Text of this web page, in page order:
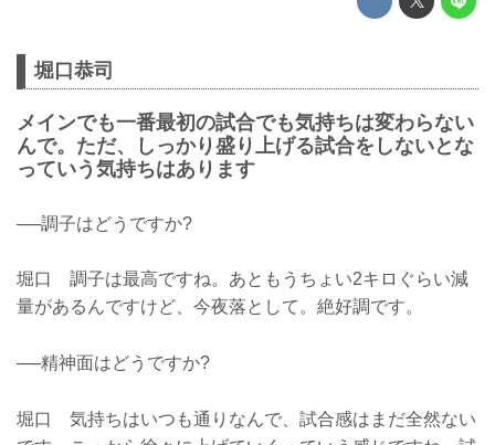
堀口恭司
メインでも一番最初の試合でも気持ちは変わらない
んで。ただ、しっかり盛り上げる試合をしないとな
っていう気持ちはあります
──調子はどうですか?
堀口 調子は最高ですね。あともうちょい2キロぐらい減
量があるんですけど、今夜落として。絶好調です。
──精神面はどうですか?
堀口 気持ちはいつも通りなんで、試合感はまだ全然ない